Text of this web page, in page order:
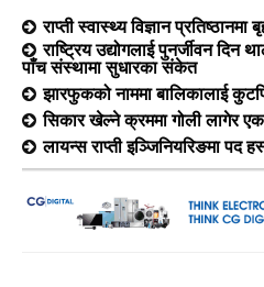
राप्ती स्वास्थ्य विज्ञान
राष्ट्रिय उद्योगलाई पुनर्जीवन दिन
पाँच संस्थामा सुधारका संकेत
झारफुकको नाममा बालिकालाई
सिकार खेल्ने क्रममा गोली लागेर
लायन्स राप्ती इञ्जिनियरिङमा पद